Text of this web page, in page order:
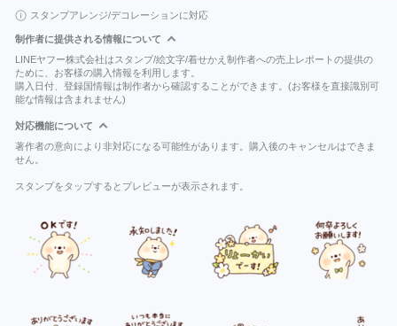
スタンプアレンジ/デコレーションに対応
制作者に提供される情報について
LINEヤフー株式会社はスタンプ/絵文字/着せかえ制作者への売上レポートの提供の
ために、お客様の購入情報を利用します。
購入日付、登録国情報は制作者から確認することができます。(お客様を直接識別可
能な情報は含まれません)
対応機能について
著作者の意向により非対応になる可能性があります。購入後のキャンセルはできま
せん。
スタンプをタップするとプレビューが表示されます。